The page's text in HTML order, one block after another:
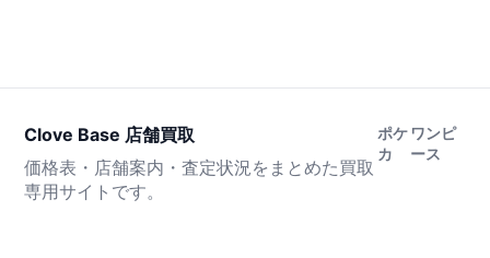
Clove Base 店舗買取
価格表・店舗案内・査定状況をまとめた買取
専用サイトです。
ポケ
カ
ワンピ
ース